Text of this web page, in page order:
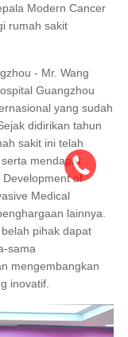
Modern Cancer
rumah sakit
- Mr. Wang
Guangzhou
yang sudah
didirikan tahun
sakit ini telah
mendapat
Development of
Medical
lainnya.
pihak dapat
sama
mengembangkan
inovatif.